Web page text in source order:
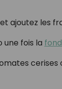
ajoutez les
une fois la
cerises